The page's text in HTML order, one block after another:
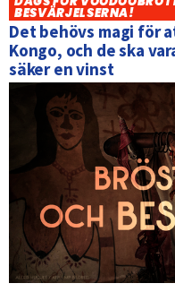
BESVÄRJELSERNA!
Det behövs magi för
Kongo, och de ska
säker en vinst